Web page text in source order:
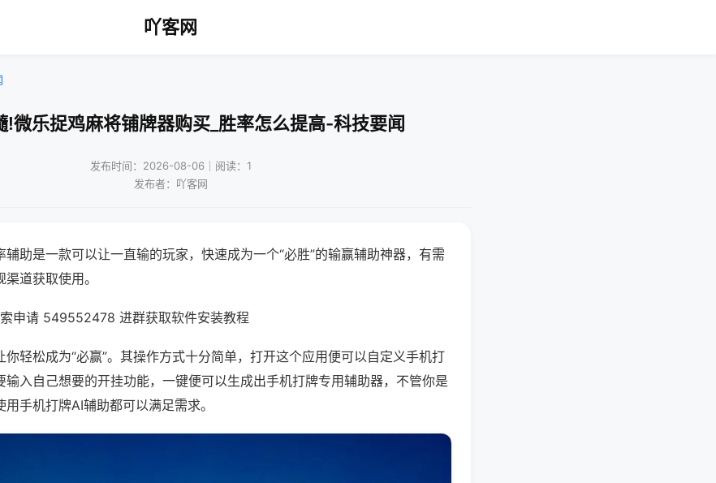
吖客网
!微乐捉鸡麻将铺牌器购买_胜率怎么提高-科技要闻
发布时间：2026-08-06｜阅读：1
发布者：吖客网
辅助是一款可以让一直输的玩家，快速成为一个“必胜”的输赢辅助神器，有需
道获取使用。
申请 549552478 进群获取软件安装教程
你轻松成为“必赢”。其操作方式十分简单，打开这个应用便可以自定义手机打
输入自己想要的开挂功能，一键便可以生成出手机打牌专用辅助器，不管你是
手机打牌AI辅助都可以满足需求。